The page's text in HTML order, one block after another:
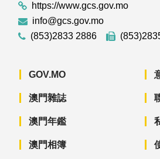
https://www.gcs.gov.mo
info@gcs.gov.mo
(853)2833 2886
GOV.MO
澳門雜誌
澳門年鑑
澳門相簿